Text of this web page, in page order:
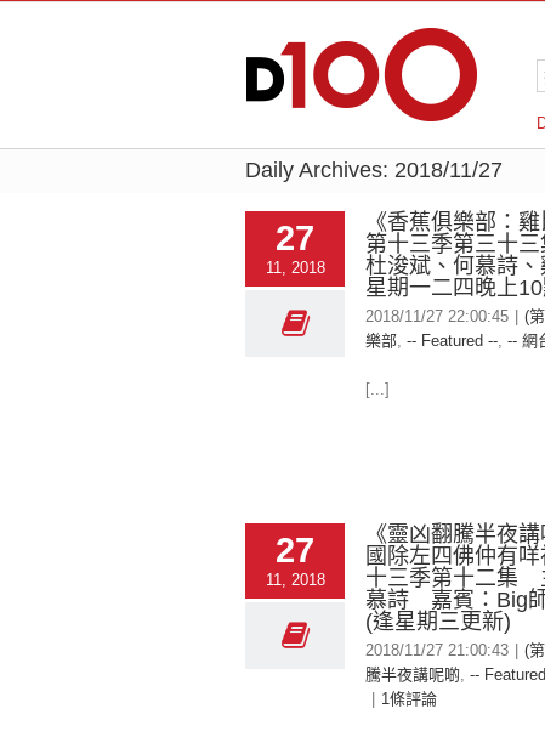
Daily Archives: 2018/11/27
27
11, 2018
《香蕉俱樂部：雞
第十三季第三十三
杜浚斌、何慕詩
星期一二四晚上
2018/11/27 22:00:45
(
樂部, -- Featured --, -- 網
[...]
27
11, 2018
《靈凶翻騰半夜
國除左四佛仲有
十三季第十二集
慕詩 嘉賓：Big
(逢星期三更新)
2018/11/27 21:00:43
(
騰半夜講呢啲, --
1條評論